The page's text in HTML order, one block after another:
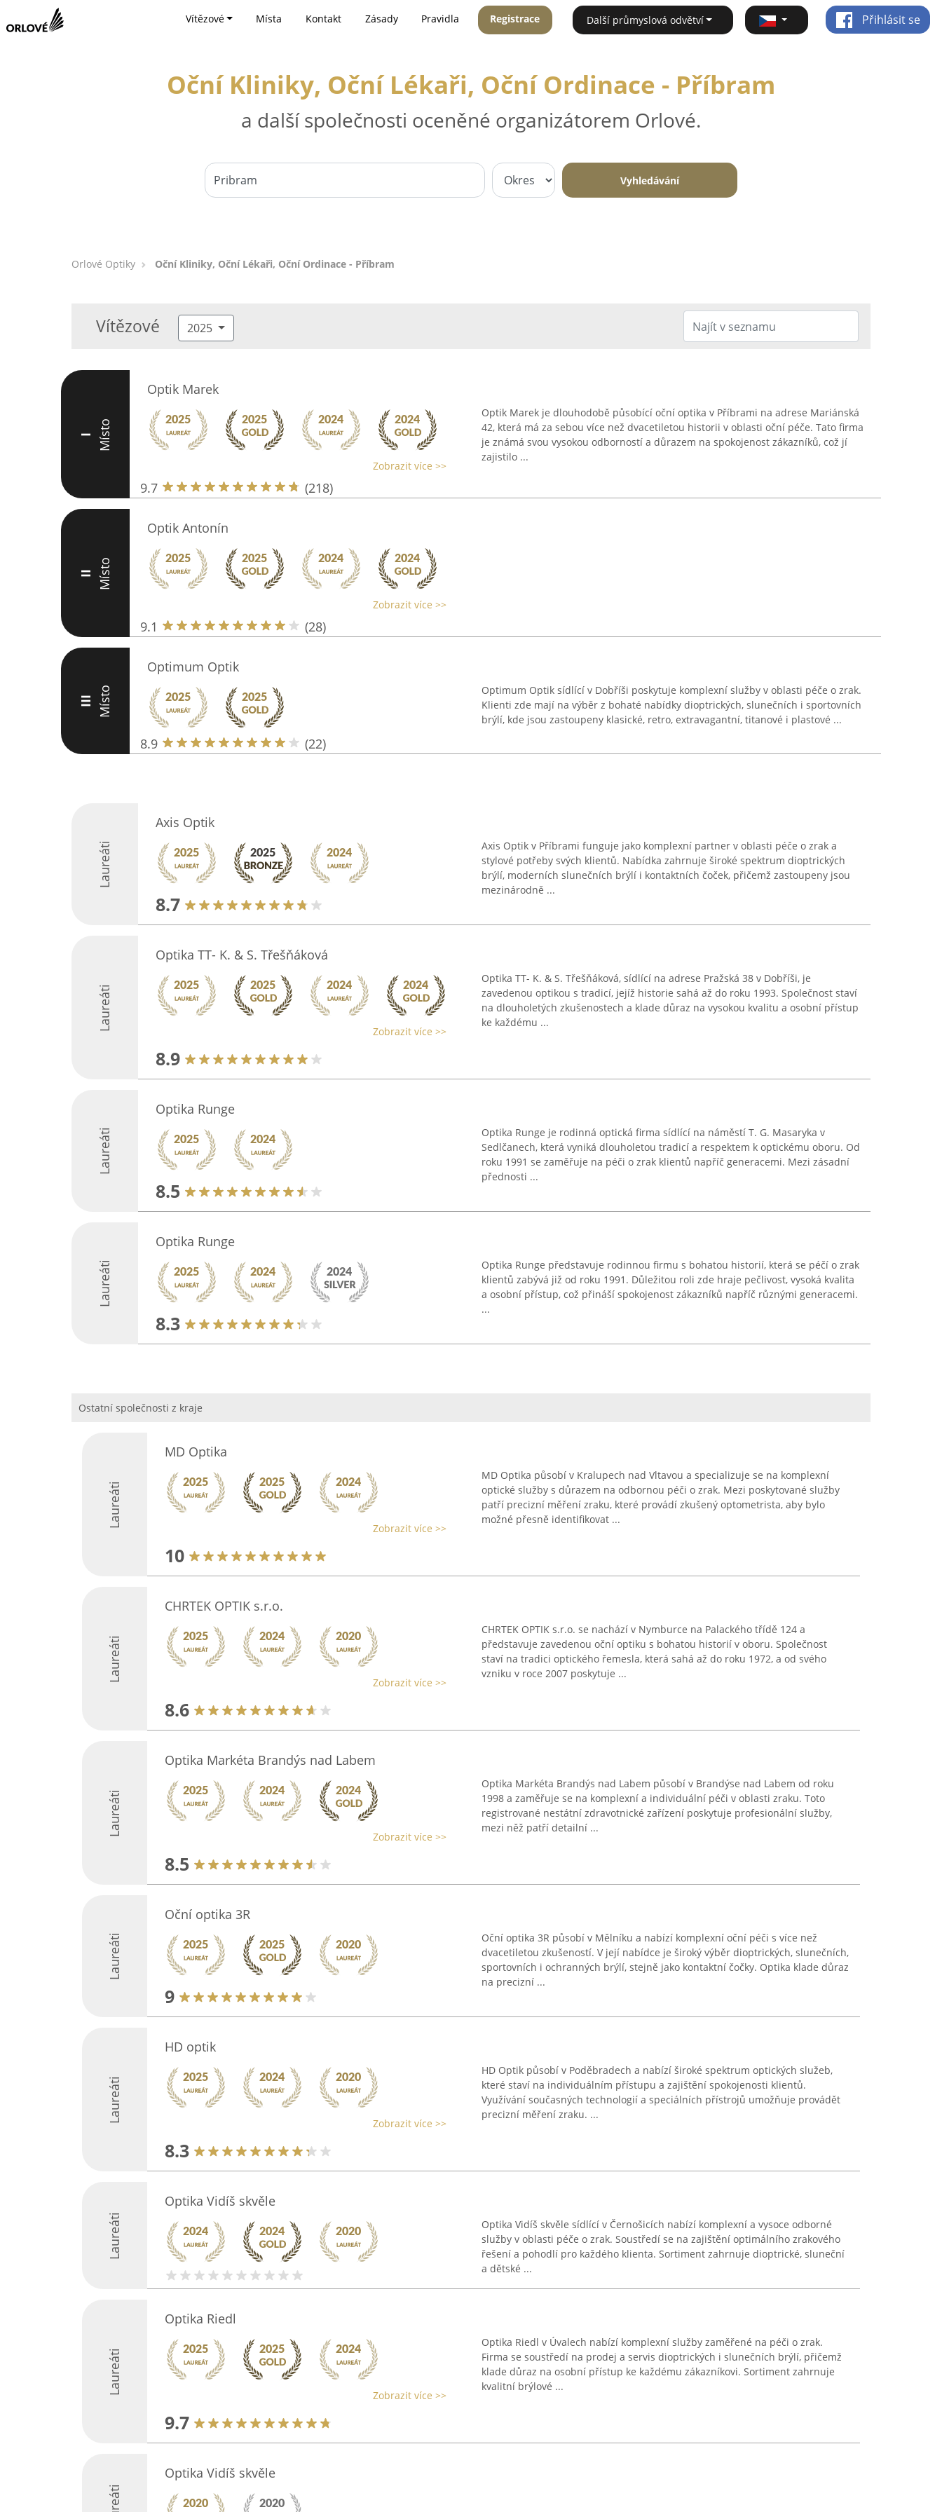
Vítězové Místa Kontakt Zásady Pravidla Registrace Další průmyslová odvětví Přihlásit se
Oční Kliniky, Oční Lékaři, Oční Ordinace - Příbram
a další společnosti oceněné organizátorem Orlové.
Vyhledávání
Orlové Optiky Oční Kliniky, Oční Lékaři, Oční Ordinace - Příbram
Vítězové 2025
I Místo
Optik Marek
Zobrazit více >>
9.7 (218)
Optik Marek je dlouhodobě působící oční optika v Příbrami na adrese Mariánská
42, která má za sebou více než dvacetiletou historii v oblasti oční péče. Tato firma
je známá svou vysokou odborností a důrazem na spokojenost zákazníků, což jí
zajistilo ...
II Místo
Optik Antonín
Zobrazit více >>
9.1 (28)
III Místo
Optimum Optik
8.9 (22)
Optimum Optik sídlící v Dobříši poskytuje komplexní služby v oblasti péče o zrak.
Klienti zde mají na výběr z bohaté nabídky dioptrických, slunečních i sportovních
brýlí, kde jsou zastoupeny klasické, retro, extravagantní, titanové i plastové ...
Laureáti
Axis Optik
8.7
Axis Optik v Příbrami funguje jako komplexní partner v oblasti péče o zrak a
stylové potřeby svých klientů. Nabídka zahrnuje široké spektrum dioptrických
brýlí, moderních slunečních brýlí i kontaktních čoček, přičemž zastoupeny jsou
mezinárodně ...
Laureáti
Optika TT- K. & S. Třešňáková
Zobrazit více >>
8.9
Optika TT- K. & S. Třešňáková, sídlící na adrese Pražská 38 v Dobříši, je
zavedenou optikou s tradicí, jejíž historie sahá až do roku 1993. Společnost staví
na dlouholetých zkušenostech a klade důraz na vysokou kvalitu a osobní přístup
ke každému ...
Laureáti
Optika Runge
8.5
Optika Runge je rodinná optická firma sídlící na náměstí T. G. Masaryka v
Sedlčanech, která vyniká dlouholetou tradicí a respektem k optickému oboru. Od
roku 1991 se zaměřuje na péči o zrak klientů napříč generacemi. Mezi zásadní
přednosti ...
Laureáti
Optika Runge
8.3
Optika Runge představuje rodinnou firmu s bohatou historií, která se péčí o zrak
klientů zabývá již od roku 1991. Důležitou roli zde hraje pečlivost, vysoká kvalita
a osobní přístup, což přináší spokojenost zákazníků napříč různými generacemi.
...
Ostatní společnosti z kraje
Laureáti
MD Optika
Zobrazit více >>
10
MD Optika působí v Kralupech nad Vltavou a specializuje se na komplexní
optické služby s důrazem na odbornou péči o zrak. Mezi poskytované služby
patří precizní měření zraku, které provádí zkušený optometrista, aby bylo
možné přesně identifikovat ...
Laureáti
CHRTEK OPTIK s.r.o.
Zobrazit více >>
8.6
CHRTEK OPTIK s.r.o. se nachází v Nymburce na Palackého třídě 124 a
představuje zavedenou oční optiku s bohatou historií v oboru. Společnost
staví na tradici optického řemesla, která sahá až do roku 1972, a od svého
vzniku v roce 2007 poskytuje ...
Laureáti
Optika Markéta Brandýs nad Labem
Zobrazit více >>
8.5
Optika Markéta Brandýs nad Labem působí v Brandýse nad Labem od roku
1998 a zaměřuje se na komplexní a individuální péči v oblasti zraku. Toto
registrované nestátní zdravotnické zařízení poskytuje profesionální služby,
mezi něž patří detailní ...
Laureáti
Oční optika 3R
9
Oční optika 3R působí v Mělníku a nabízí komplexní oční péči s více než
dvacetiletou zkušeností. V její nabídce je široký výběr dioptrických, slunečních,
sportovních i ochranných brýlí, stejně jako kontaktní čočky. Optika klade důraz
na precizní ...
Laureáti
HD optik
Zobrazit více >>
8.3
HD Optik působí v Poděbradech a nabízí široké spektrum optických služeb,
které staví na individuálním přístupu a zajištění spokojenosti klientů.
Využívání současných technologií a speciálních přístrojů umožňuje provádět
precizní měření zraku. ...
Laureáti
Optika Vidíš skvěle
Optika Vidíš skvěle sídlící v Černošicích nabízí komplexní a vysoce odborné
služby v oblasti péče o zrak. Soustředí se na zajištění optimálního zrakového
řešení a pohodlí pro každého klienta. Sortiment zahrnuje dioptrické, sluneční
a dětské ...
Laureáti
Optika Riedl
Zobrazit více >>
9.7
Optika Riedl v Úvalech nabízí komplexní služby zaměřené na péči o zrak.
Firma se soustředí na prodej a servis dioptrických i slunečních brýlí, přičemž
klade důraz na osobní přístup ke každému zákazníkovi. Sortiment zahrnuje
kvalitní brýlové ...
Optika Vidíš skvěle